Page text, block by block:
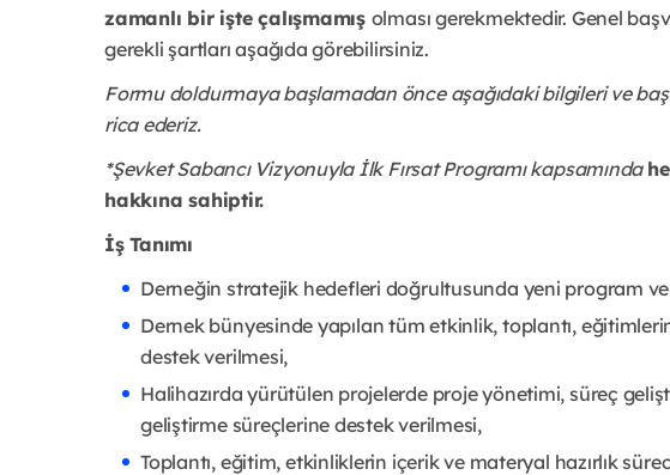
zamanlı bir işte çalışmamış olması gerekmektedir. Genel
gerekli şartları aşağıda görebilirsiniz.
Formu doldurmaya başlamadan önce aşağıdaki bilgileri ve
rica ederiz.
*Şevket Sabancı Vizyonuyla İlk Fırsat Programı kapsamında
hakkına sahiptir.
İş Tanımı
Derneğin stratejik hedefleri doğrultusunda yeni program
Dernek bünyesinde yapılan tüm etkinlik, toplantı,
destek verilmesi,
Halihazırda yürütülen projelerde proje yönetimi, süreç
geliştirme süreçlerine destek verilmesi,
Toplantı, eğitim, etkinliklerin içerik ve materyal hazırlık